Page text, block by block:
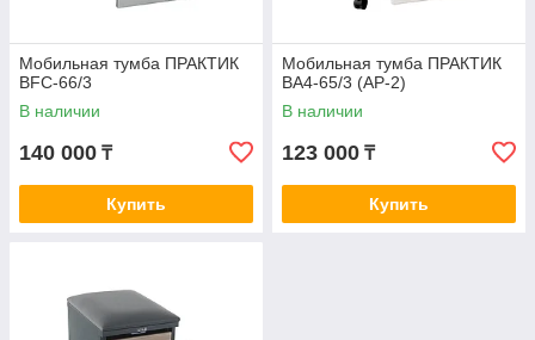
Мобильная тумба ПРАКТИК
BFC-66/3
В наличии
140 000 ₸
Купить
Мобильная тумба ПРАКТИК
BA4-65/3 (АР-2)
В наличии
123 000 ₸
Купить